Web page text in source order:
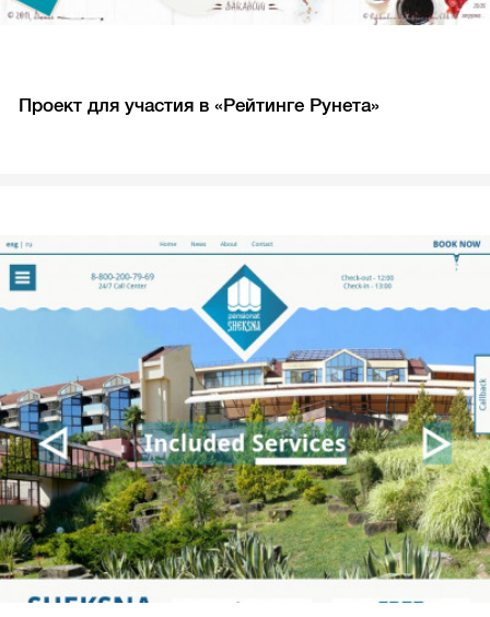
Проект для участия в «Рейтинге Рунета»